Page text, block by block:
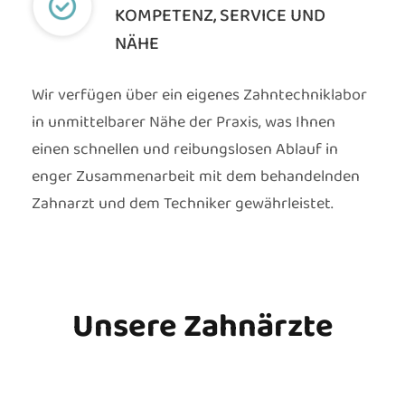
KOMPETENZ, SERVICE UND
NÄHE
Wir verfügen über ein eigenes Zahntechniklabor
in unmittelbarer Nähe der Praxis, was Ihnen
einen schnellen und reibungslosen Ablauf in
enger Zusammenarbeit mit dem behandelnden
Zahnarzt und dem Techniker gewährleistet.
Unsere Zahnärzte